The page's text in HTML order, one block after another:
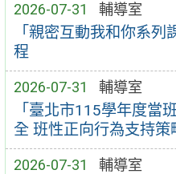
2026-07-31 輔導室
「親密互動我和你系
程
2026-07-31 輔導室
「臺北市115學年度當
全 班性正向行為支持策
2026-07-31 輔導室